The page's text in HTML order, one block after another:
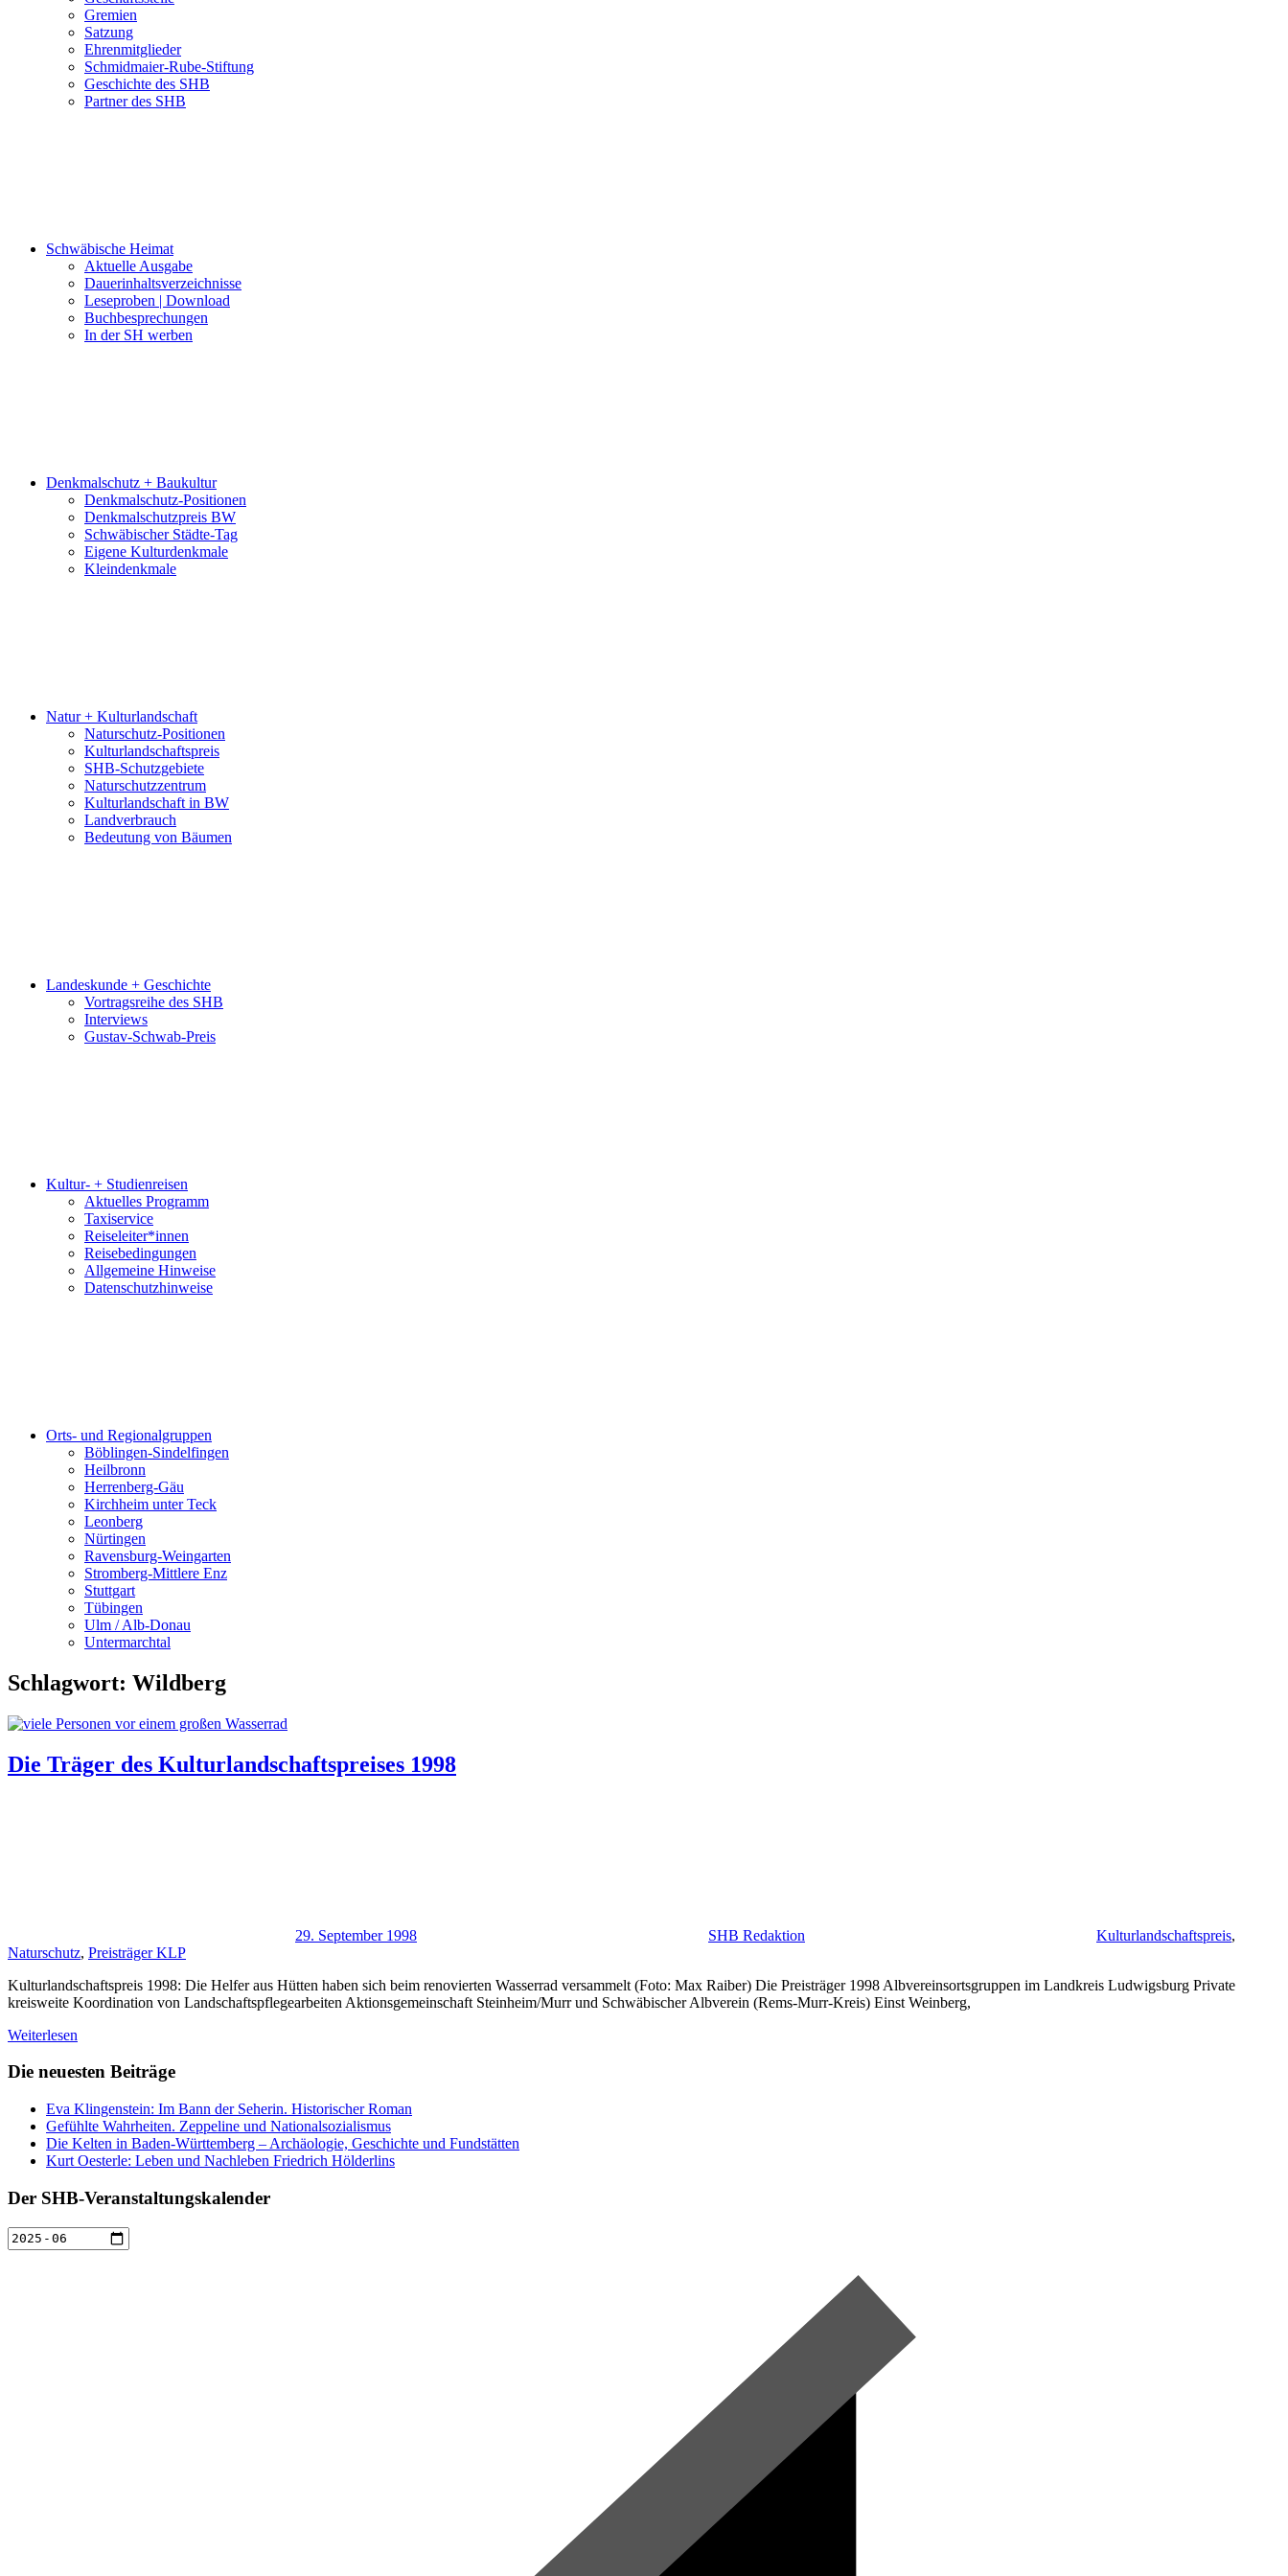
Gremien
Satzung
Ehrenmitglieder
Schmidmaier-Rube-Stiftung
Geschichte des SHB
Partner des SHB
Schwäbische Heimat
Aktuelle Ausgabe
Dauerinhaltsverzeichnisse
Leseproben | Download
Buchbesprechungen
In der SH werben
Denkmalschutz + Baukultur
Denkmalschutz-Positionen
Denkmalschutzpreis BW
Schwäbischer Städte-Tag
Eigene Kulturdenkmale
Kleindenkmale
Natur + Kulturlandschaft
Naturschutz-Positionen
Kulturlandschaftspreis
SHB-Schutzgebiete
Naturschutzzentrum
Kulturlandschaft in BW
Landverbrauch
Bedeutung von Bäumen
Landeskunde + Geschichte
Vortragsreihe des SHB
Interviews
Gustav-Schwab-Preis
Kultur- + Studienreisen
Aktuelles Programm
Taxiservice
Reiseleiter*innen
Reisebedingungen
Allgemeine Hinweise
Datenschutzhinweise
Orts- und Regionalgruppen
Böblingen-Sindelfingen
Heilbronn
Herrenberg-Gäu
Kirchheim unter Teck
Leonberg
Nürtingen
Ravensburg-Weingarten
Stromberg-Mittlere Enz
Stuttgart
Tübingen
Ulm / Alb-Donau
Untermarchtal
Schlagwort: Wildberg
Die Träger des Kulturlandschaftspreises 1998
29. September 1998 SHB Redaktion Kulturlandschaftspreis,
Naturschutz, Preisträger KLP
Kulturlandschaftspreis 1998: Die Helfer aus Hütten haben sich beim renovierten Wasserrad versammelt (Foto: Max Raiber) Die Preisträger 1998 Albvereinsortsgruppen im Landkreis Ludwigsburg Private
kreisweite Koordination von Landschaftspflegearbeiten Aktionsgemeinschaft Steinheim/Murr und Schwäbischer Albverein (Rems-Murr-Kreis) Einst Weinberg,
Weiterlesen
Die neuesten Beiträge
Eva Klingenstein: Im Bann der Seherin. Historischer Roman
Gefühlte Wahrheiten. Zeppeline und Nationalsozialismus
Die Kelten in Baden-Württemberg – Archäologie, Geschichte und Fundstätten
Kurt Oesterle: Leben und Nachleben Friedrich Hölderlins
Der SHB-Veranstaltungskalender